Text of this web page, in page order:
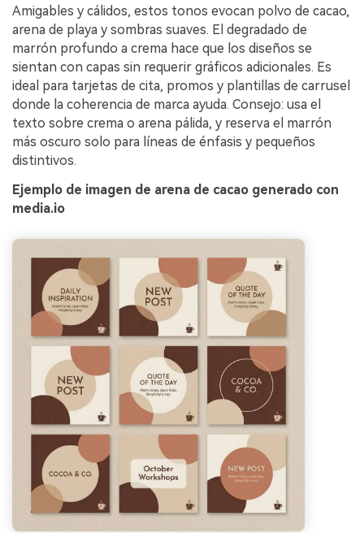
Amigables y cálidos, estos tonos evocan polvo de cacao,
arena de playa y sombras suaves. El degradado de
marrón profundo a crema hace que los diseños se
sientan con capas sin requerir gráficos adicionales. Es
ideal para tarjetas de cita, promos y plantillas de carrusel
donde la coherencia de marca ayuda. Consejo: usa el
texto sobre crema o arena pálida, y reserva el marrón
más oscuro solo para líneas de énfasis y pequeños
distintivos.
Ejemplo de imagen de arena de cacao generado con
media.io